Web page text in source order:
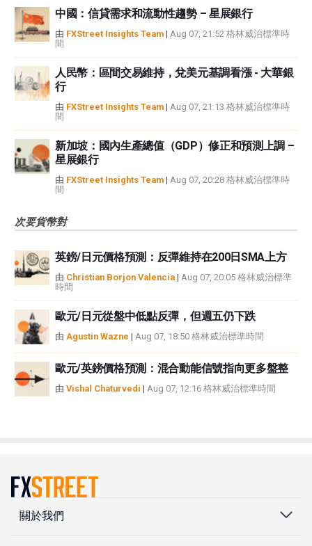
中國：信貸需求和流動性趨勢 – 星展銀行
由 FXStreet Insights Team | Aug 07, 21:52 格林威治標準時
間
人民幣：區間交易維持，兌美元基調看漲 - 大華銀
行
由 FXStreet Insights Team | Aug 07, 21:13 格林威治標準時
間
新加坡：國內生產總值（GDP）修正和預測上調 –
星展銀行
由 FXStreet Insights Team | Aug 07, 20:28 格林威治標準時
間
次要貨幣對
英鎊/日元價格預測：反彈維持在200日SMA上方
由 Christian Borjon Valencia | Aug 07, 20:05 格林威治標準
時間
歐元/日元從盤中低點反彈，但週五仍下跌
由 Agustin Wazne | Aug 07, 18:50 格林威治標準時間
歐元/英鎊價格預測：混合動能信號指向更多盤整
由 Vishal Chaturvedi | Aug 07, 12:16 格林威治標準時間
關於我們